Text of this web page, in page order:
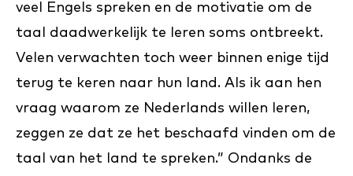
veel Engels spreken en de motivatie om de
taal daadwerkelijk te leren soms ontbreekt.
Velen verwachten toch weer binnen enige tijd
terug te keren naar hun land. Als ik aan hen
vraag waarom ze Nederlands willen leren,
zeggen ze dat ze het beschaafd vinden om de
taal van het land te spreken.” Ondanks de